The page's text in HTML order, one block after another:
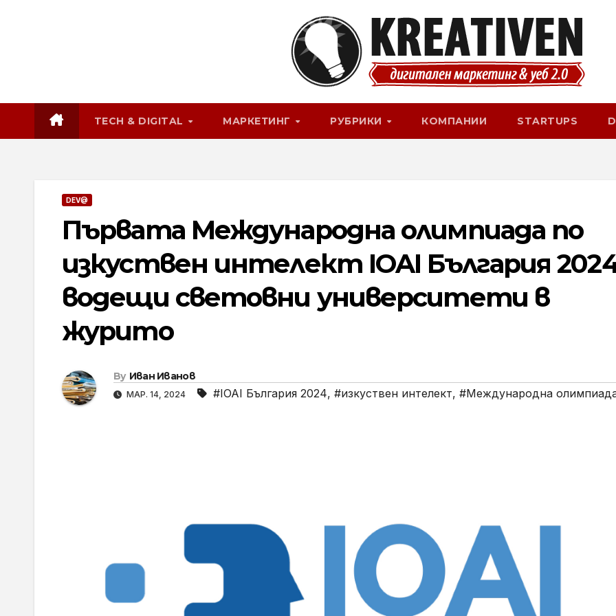
TECH & DIGITAL МАРКЕТИНГ РУБРИКИ КОМПАНИИ STARTUPS
DEV@
Първата Международна олимпиада по
изкуствен интелект IOAI България
водещи световни университети в
журито
By Иван Иванов
МАР. 14, 2024 #IOAI България 2024, #изкуствен интелект, #Международна